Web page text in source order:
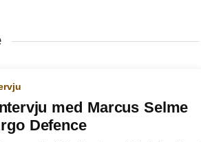
med Marcus Selme
Defence